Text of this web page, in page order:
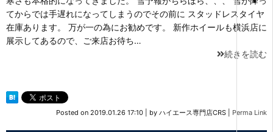
てからでは手遅れになってしまうのでその前に スタッドレスタイヤ
在庫あります。 万が一の為にお勧めです。 新作ホイールも横浜店に
展示してあるので、ご来店お待ち…
続きを読む
Posted on 2019.01.26 17:10 by ハイエース専門店CRS Perma Link